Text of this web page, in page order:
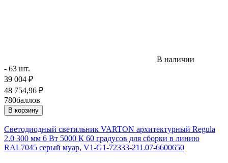
В наличии
- 63 шт.
39 004 ₽
48 754,96 ₽
780баллов
В корзину
Светодиодный светильник VARTON архитектурный Regula
2.0 300 мм 6 Вт 5000 К 60 градусов для сборки в линию
RAL7045 серый муар, V1-G1-72333-21L07-6600650